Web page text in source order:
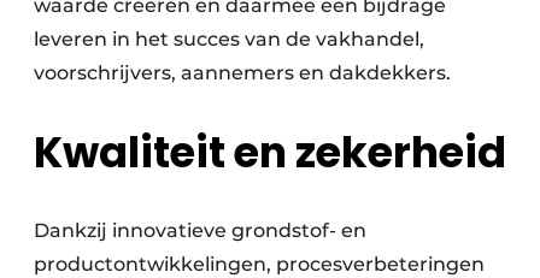
waarde creëren en daarmee een bijdrage
leveren in het succes van de vakhandel,
voorschrijvers, aannemers en dakdekkers.
Kwaliteit en zekerheid
Dankzij innovatieve grondstof- en
productontwikkelingen, procesverbeteringen